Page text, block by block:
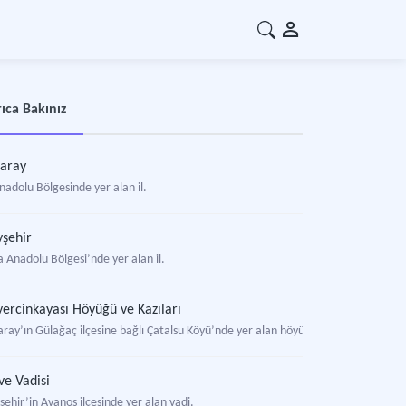
Bakınız
Bölgesinde yer alan il.
Anadolu Bölgesi’nde yer alan il.
Höyüğü ve Kazıları
Gülağaç ilçesine bağlı Çatalsu Köyü’nde yer alan höyük.
Vadisi
Avanos ilçesinde yer alan vadi.